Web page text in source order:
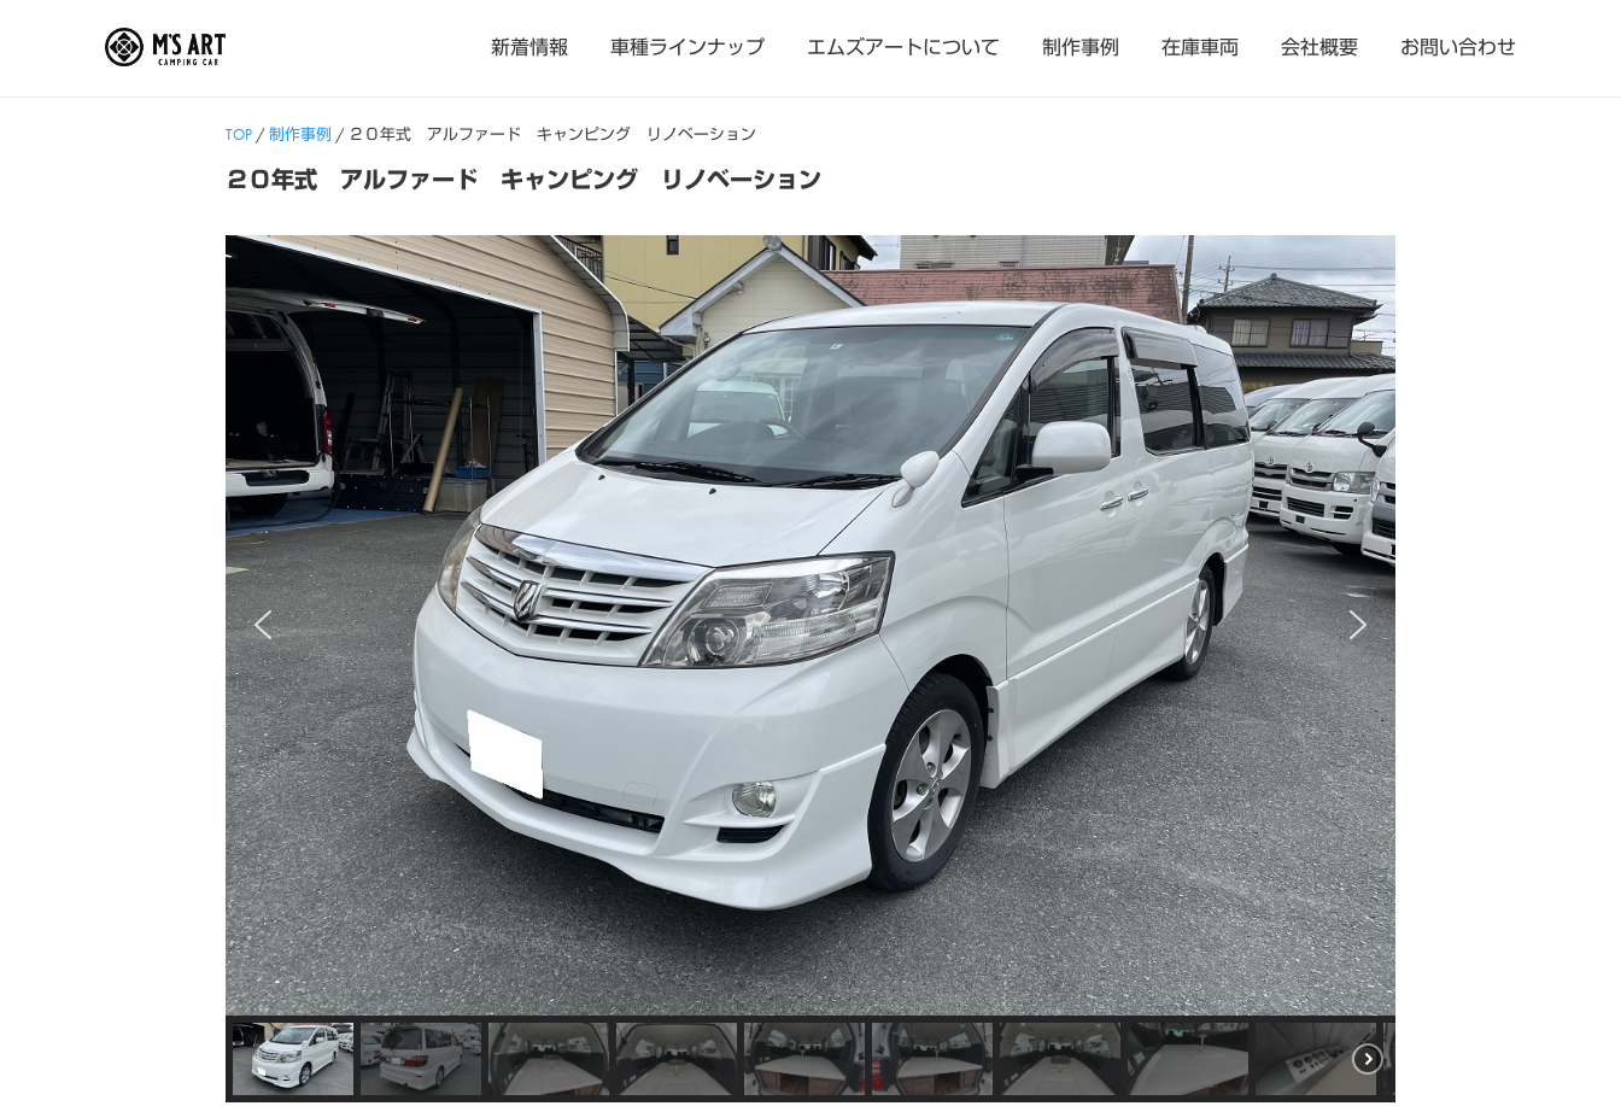
新着情報 車種ラインナップ エムズアートについて 制作事例 在庫車両 会社概要 お問い合わせ
TOP /制作事例 / ２０年式 アルファード キャンピング リノベーション
２０年式 アルファード キャンピング リノベーション